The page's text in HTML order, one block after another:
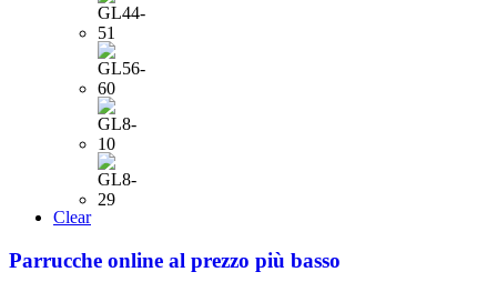
Clear
Parrucche online al prezzo più basso